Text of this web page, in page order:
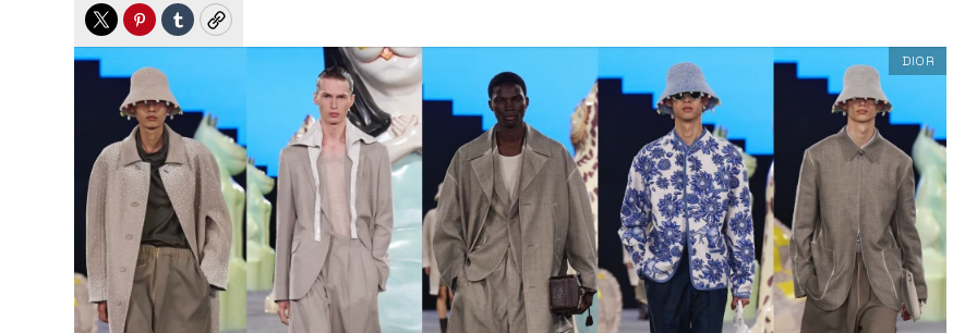
TwitterPinterest
TumblrCopy
DIOR